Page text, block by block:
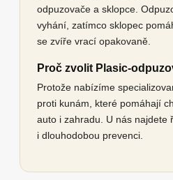
odpuzovače a sklopce.
vyhání, zatímco sklopec
se zvíře vrací opakovaně.
Proč zvolit Plasic-
Protože nabízíme
proti kunám, které pomáhají
auto i zahradu. U nás najdete
i dlouhodobou prevenci.